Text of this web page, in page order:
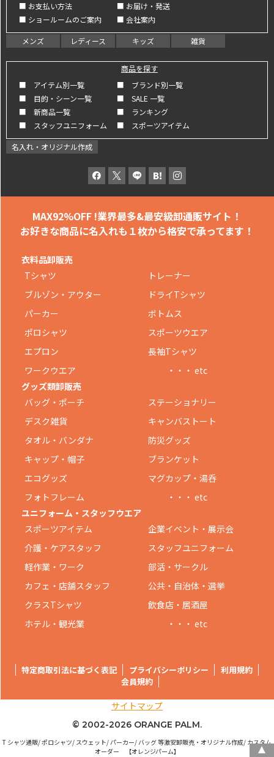
■ お支払い方法
■ お届け・発送
■ ショールームのご案内
■ 会社案内
メンズ レディース キッズ 雑貨
商品を探す
■ アイテム別一覧
■ ブランド別一覧
■ 目的・シーン一覧
■ SALE 一覧
■ 新商品一覧
■ ランキング
■ スタッフユニフォーム
■ スポーツアイテム
名入れ・オリジナル作成
MAX92%OFF !業界最多&最安級卸通販サイト！
お好きな商品に名入れも １枚から格安で承ってます！
衣料品卸販売
Tシャツ
トレーナー
ブルゾン・アウター
ドライTシャツ
パーカー
ボトムス
ポロシャツ
スポーツウエア
エプロン
長袖Tシャツ
ワークウエア
・・・ etc
グッズ類卸販売
バッグ・ポーチ
ステーショナリー
デスク雑貨
キャンバストート
タオル・バンダナ
防災グッズ
キャップ・帽子
ブランケット
エコグッズ
マグカップ・湯呑
フォトフレーム
・・・ etc
ユニフォーム・スタッフウエア
スポーツアイテム
企業イベント・展示会
介護・ケアスタッフ
スタッフユニフォーム
軽作業・ワーク
部活・サークル
カフェ・店舗スタッフ
公共・自治体・選挙
クラスTシャツ
飲食店・居酒屋
ホテル・観光業
・・・ etc
特定商取引法に基づく表記 プライバシーポリシー
利用規約
会員規約
サイトマップ
© 2002-2026 ORANGE PALM.
T シャツ通販/ ポロシャツ/ スウェット/ パーカー/ バッグ 等激安卸販売・オリジナル作成/ カスタム
オーダー 【オレンジパーム】